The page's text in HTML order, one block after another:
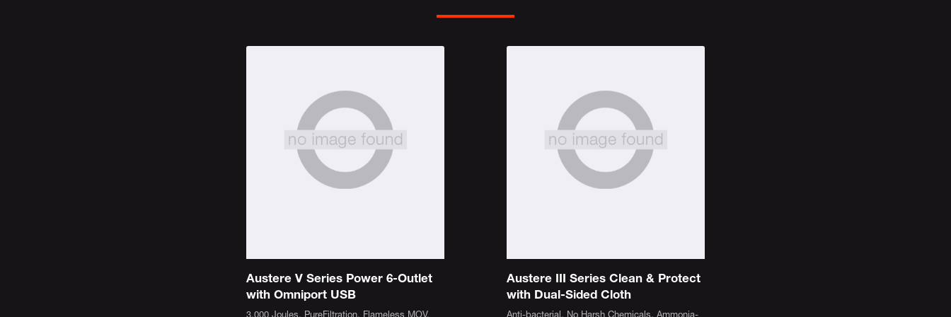
Austere V Series Power 6-Outlet
with Omniport USB
3,000 Joules, PureFiltration, Flameless MOV,
Austere III Series Clean & Protect
with Dual-Sided Cloth
Anti-bacterial, No Harsh Chemicals, Ammonia-